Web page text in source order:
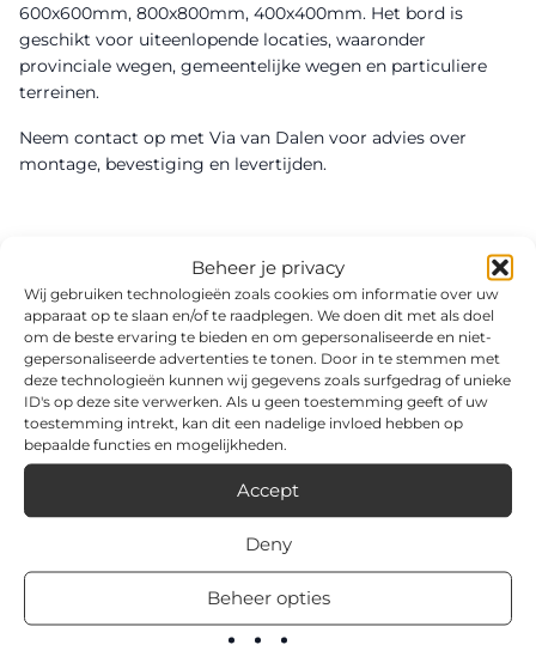
Beheer je privacy
Wij gebruiken technologieën zoals cookies om informatie over uw
apparaat op te slaan en/of te raadplegen. We doen dit met als doel
om de beste ervaring te bieden en om gepersonaliseerde en niet-
gepersonaliseerde advertenties te tonen. Door in te stemmen met
deze technologieën kunnen wij gegevens zoals surfgedrag of unieke
ID's op deze site verwerken. Als u geen toestemming geeft of uw
toestemming intrekt, kan dit een nadelige invloed hebben op
bepaalde functies en mogelijkheden.
Accept
Deny
Beheer opties
600x600mm, 800x800mm, 400x400mm. Het bord is
geschikt voor uiteenlopende locaties, waaronder
provinciale wegen, gemeentelijke wegen en particuliere
terreinen.
Neem contact op met Via van Dalen voor advies over
montage, bevestiging en levertijden.